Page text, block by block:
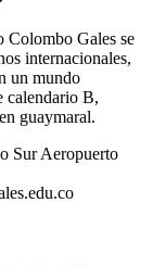
Colombo Gales se
internacionales,
un mundo
calendario B,
guaymaral.
Sur Aeropuerto